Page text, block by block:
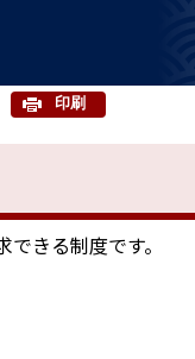
印刷
きる制度です。